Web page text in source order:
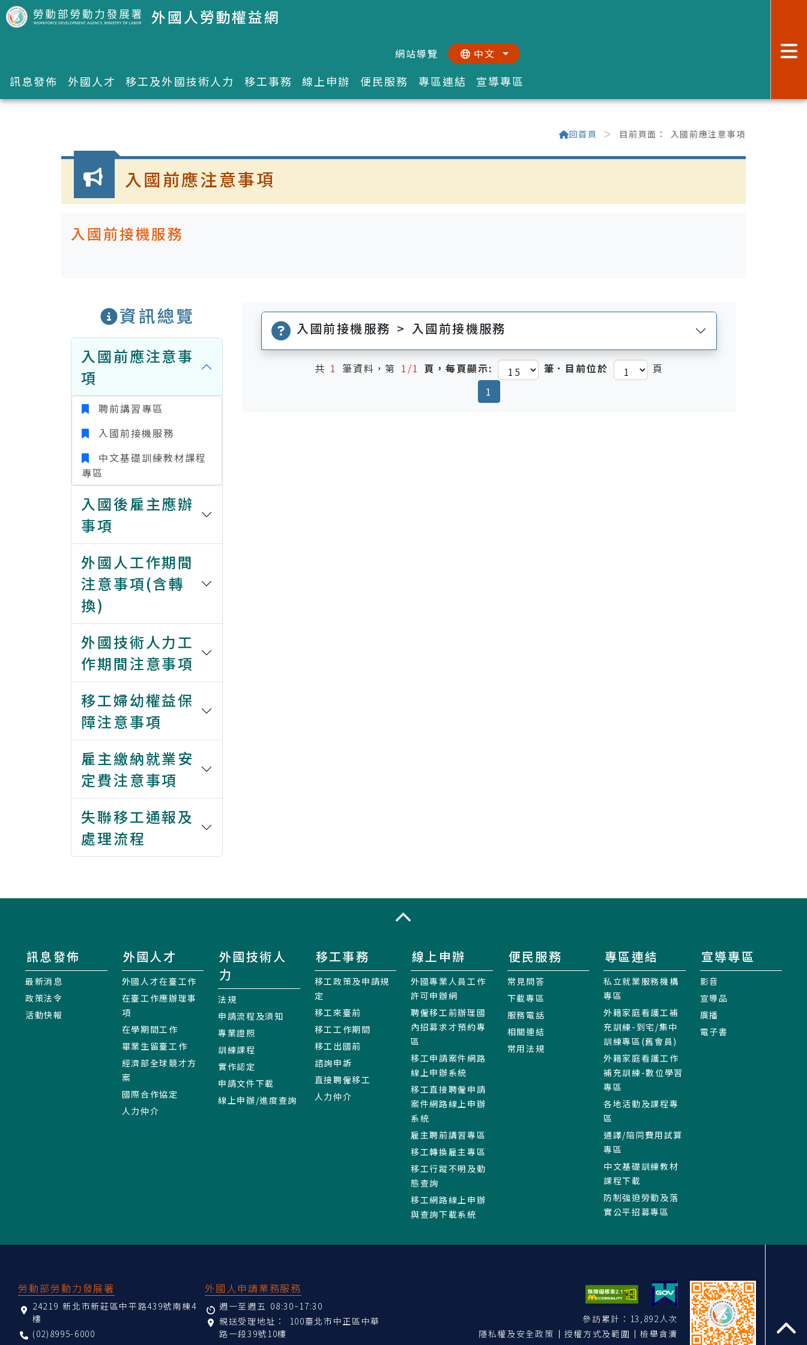
跳到主要內容區塊 外國人勞動權益網
:::網站導覽 中文
訊息發佈 外國人才 移工及外國技術人力 移工事務 線上申辦 便民服務 專區連結 宣導專區
回首頁 目前頁面： 入國前應注意事項
入國前應注意事項
入國前接機服務
資訊總覽
入國前應注意事
項
聘前講習專區
入國前接機服務
中文基礎訓練教材課程
專區
入國後雇主應辦
事項
外國人工作期間
注意事項(含轉
換)
外國技術人力工
作期間注意事項
移工婦幼權益保
障注意事項
雇主繳納就業安
定費注意事項
失聯移工通報及
處理流程
入國前接機服務 > 入國前接機服務
共 1 筆資料，第 1/1 頁，每頁顯示: 筆．目前位於
頁
1
訊息發佈
最新消息
政策法令
活動快報
外國人才
外國人才在臺工作
在臺工作應辦理事
項
在學期間工作
畢業生留臺工作
經濟部全球競才方
案
國際合作協定
人力仲介
外國技術人
力
法規
申請流程及須知
專業證照
訓練課程
實作認定
申請文件下載
線上申辦/進度查詢
移工事務
移工政策及申請規
定
移工來臺前
移工工作期間
移工出國前
諮詢申訴
直接聘僱移工
人力仲介
線上申辦
外國專業人員工作
許可申辦網
聘僱移工前辦理國
內招募求才預約專
區
移工申請案件網路
線上申辦系統
移工直接聘僱申請
案件網路線上申辦
系統
雇主聘前講習專區
移工轉換雇主專區
移工行蹤不明及動
態查詢
移工網路線上申辦
與查詢下載系統
便民服務
常見問答
下載專區
服務電話
相關連結
常用法規
專區連結
私立就業服務機構
專區
外籍家庭看護工補
充訓練-到宅/集中
訓練專區(舊會員)
外籍家庭看護工作
補充訓練-數位學習
專區
各地活動及課程專
區
通譯/陪同費用試算
專區
中文基礎訓練教材
課程下載
防制強迫勞動及落
實公平招募專區
宣導專區
影音
宣導品
廣播
電子書
勞動部勞動力發展署
24219 新北市新莊區中平路439號南棟4
樓
(02)8995-6000
外國人申請業務服務
週一至週五 08:30~17:30
親送受理地址： 100臺北市中正區中華
路一段39號10樓
參訪累計：13,892人次
隱私權及安全政策
授權方式及範圍
檢舉貪瀆